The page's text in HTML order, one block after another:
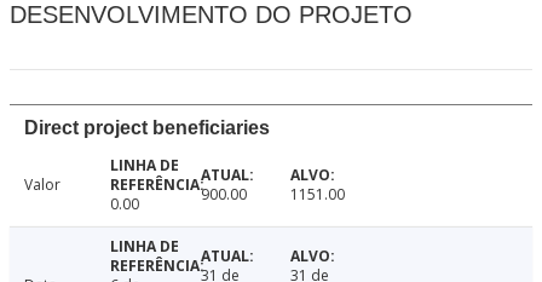
DESENVOLVIMENTO DO PROJETO
Direct project beneficiaries
Valor
0.00
900.00 1151.00
31 de
31 de